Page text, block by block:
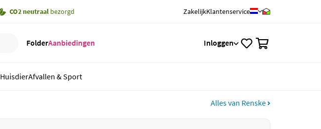
CO2 neutraal bezorgd ZakelijkKlantenservice
FolderAanbiedingen Inloggen
HuisdierAfvallen & Sport
Alles van Renske